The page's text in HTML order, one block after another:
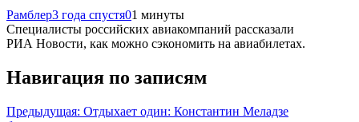
Рамблер3 года спустя01 минуты
Специалисты российских авиакомпаний рассказали
РИА Новости, как можно сэкономить на авиабилетах.
Навигация по записям
Предыдущая: Отдыхает один: Константин Меладзе